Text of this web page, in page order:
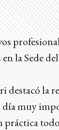
la Sede
la
muy
práctica